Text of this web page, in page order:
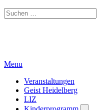
Suchen
nach:
Menu
Veranstaltungen
Geist Heidelberg
LIZ